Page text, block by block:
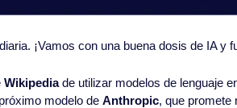
¡Vamos con una buena dosis de IA y
Wikipedia de utilizar modelos de lenguaje
modelo de Anthropic, que promete